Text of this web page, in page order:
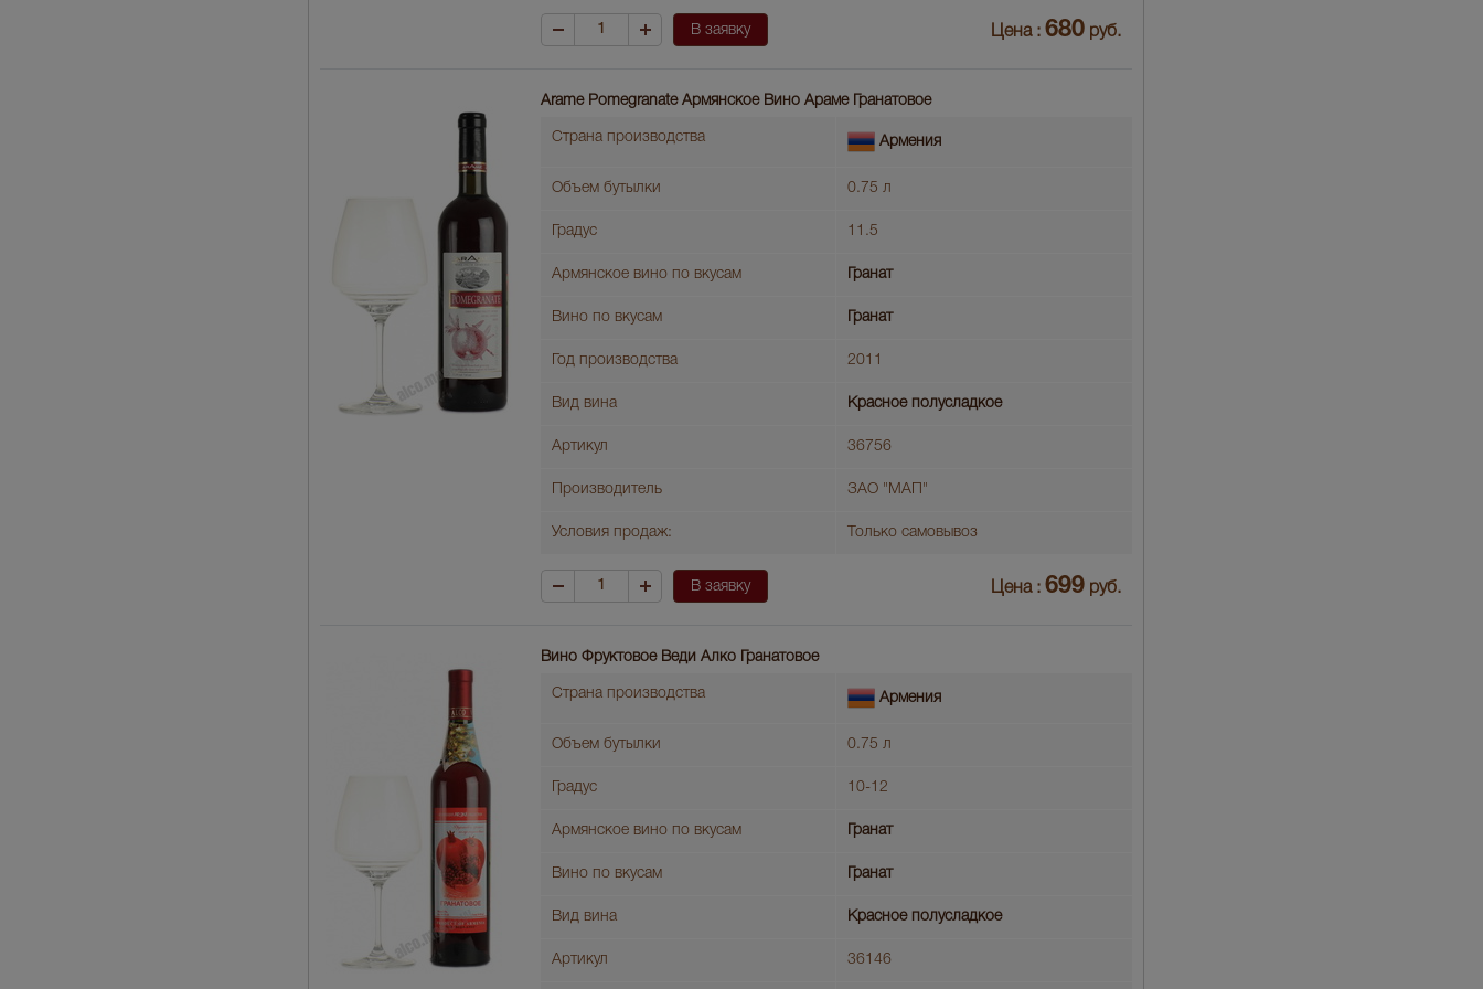
В заявку Цена : 680 руб.
Arame Pomegranate Армянское Вино Араме Гранатовое
Страна производства Армения
Объем бутылки 0.75 л
Градус 11.5
Армянское вино по вкусам Гранат
Вино по вкусам Гранат
Год производства 2011
Вид вина Красное полусладкое
Артикул 36756
Производитель ЗАО "МАП"
Условия продаж: Только самовывоз
В заявку Цена : 699 руб.
Вино Фруктовое Веди Алко Гранатовое
Страна производства Армения
Объем бутылки 0.75 л
Градус 10-12
Армянское вино по вкусам Гранат
Вино по вкусам Гранат
Вид вина Красное полусладкое
Артикул 36146